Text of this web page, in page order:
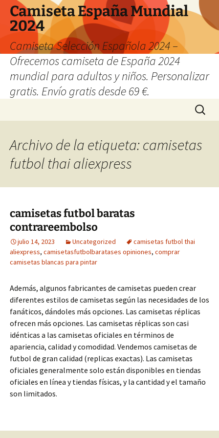
Camiseta España Mundial
2024
Camiseta Selección Española 2024 –
Ofrecemos camiseta de España 2024
mundial para adultos y niños. Personalizar
gratis. Envío gratis desde 69 €.
Buscar:
Archivo de la etiqueta: camisetas
futbol thai aliexpress
camisetas futbol baratas
contrareembolso
julio 14, 2023 Uncategorized
camisetas futbol thai
aliexpress, camisetasfutbolbaratases opiniones, comprar
camisetas blancas para pintar
Además, algunos fabricantes de camisetas pueden crear
diferentes estilos de camisetas según las necesidades de los
fanáticos, dándoles más opciones. Las camisetas réplicas
ofrecen más opciones. Las camisetas réplicas son casi
idénticas a las camisetas oficiales en términos de
apariencia, calidad y comodidad. Vendemos camisetas de
futbol de gran calidad (replicas exactas). Las camisetas
oficiales generalmente solo están disponibles en tiendas
oficiales en línea y tiendas físicas, y la cantidad y el tamaño
son limitados.